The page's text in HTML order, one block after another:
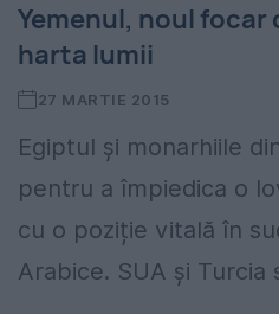
Yemenul, noul focar
harta lumii
27 MARTIE 2015
Egiptul și monarhiile
pentru a împiedica o
cu o poziție vitală în
Arabice. SUA și Turcia